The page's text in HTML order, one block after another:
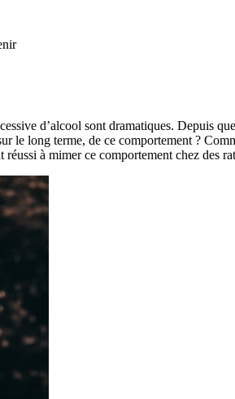
d’alcool sont dramatiques. Depuis
le long terme, de ce comportement ?
à mimer ce comportement chez des